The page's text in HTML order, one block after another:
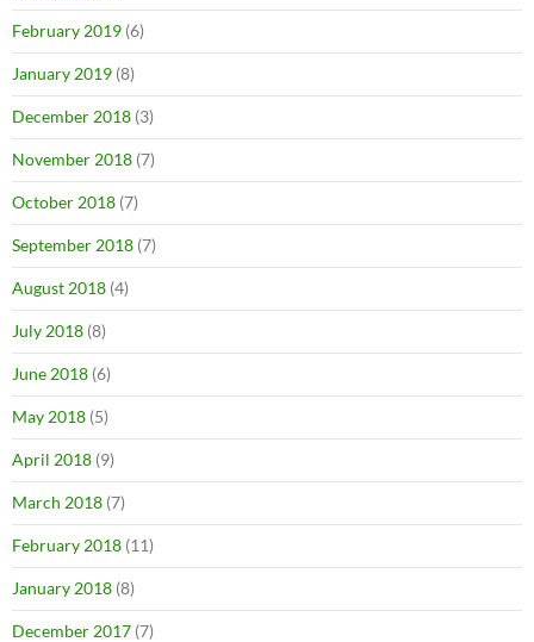
February 2019 (6)
January 2019 (8)
December 2018 (3)
November 2018 (7)
October 2018 (7)
September 2018 (7)
August 2018 (4)
July 2018 (8)
June 2018 (6)
May 2018 (5)
April 2018 (9)
March 2018 (7)
February 2018 (11)
January 2018 (8)
December 2017 (7)